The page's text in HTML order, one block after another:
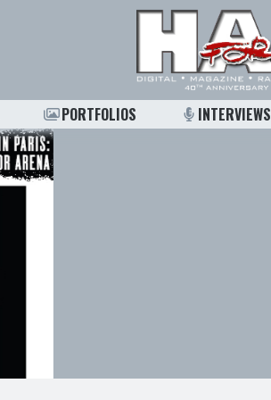
PORTFOLIOS INTERVIEWS